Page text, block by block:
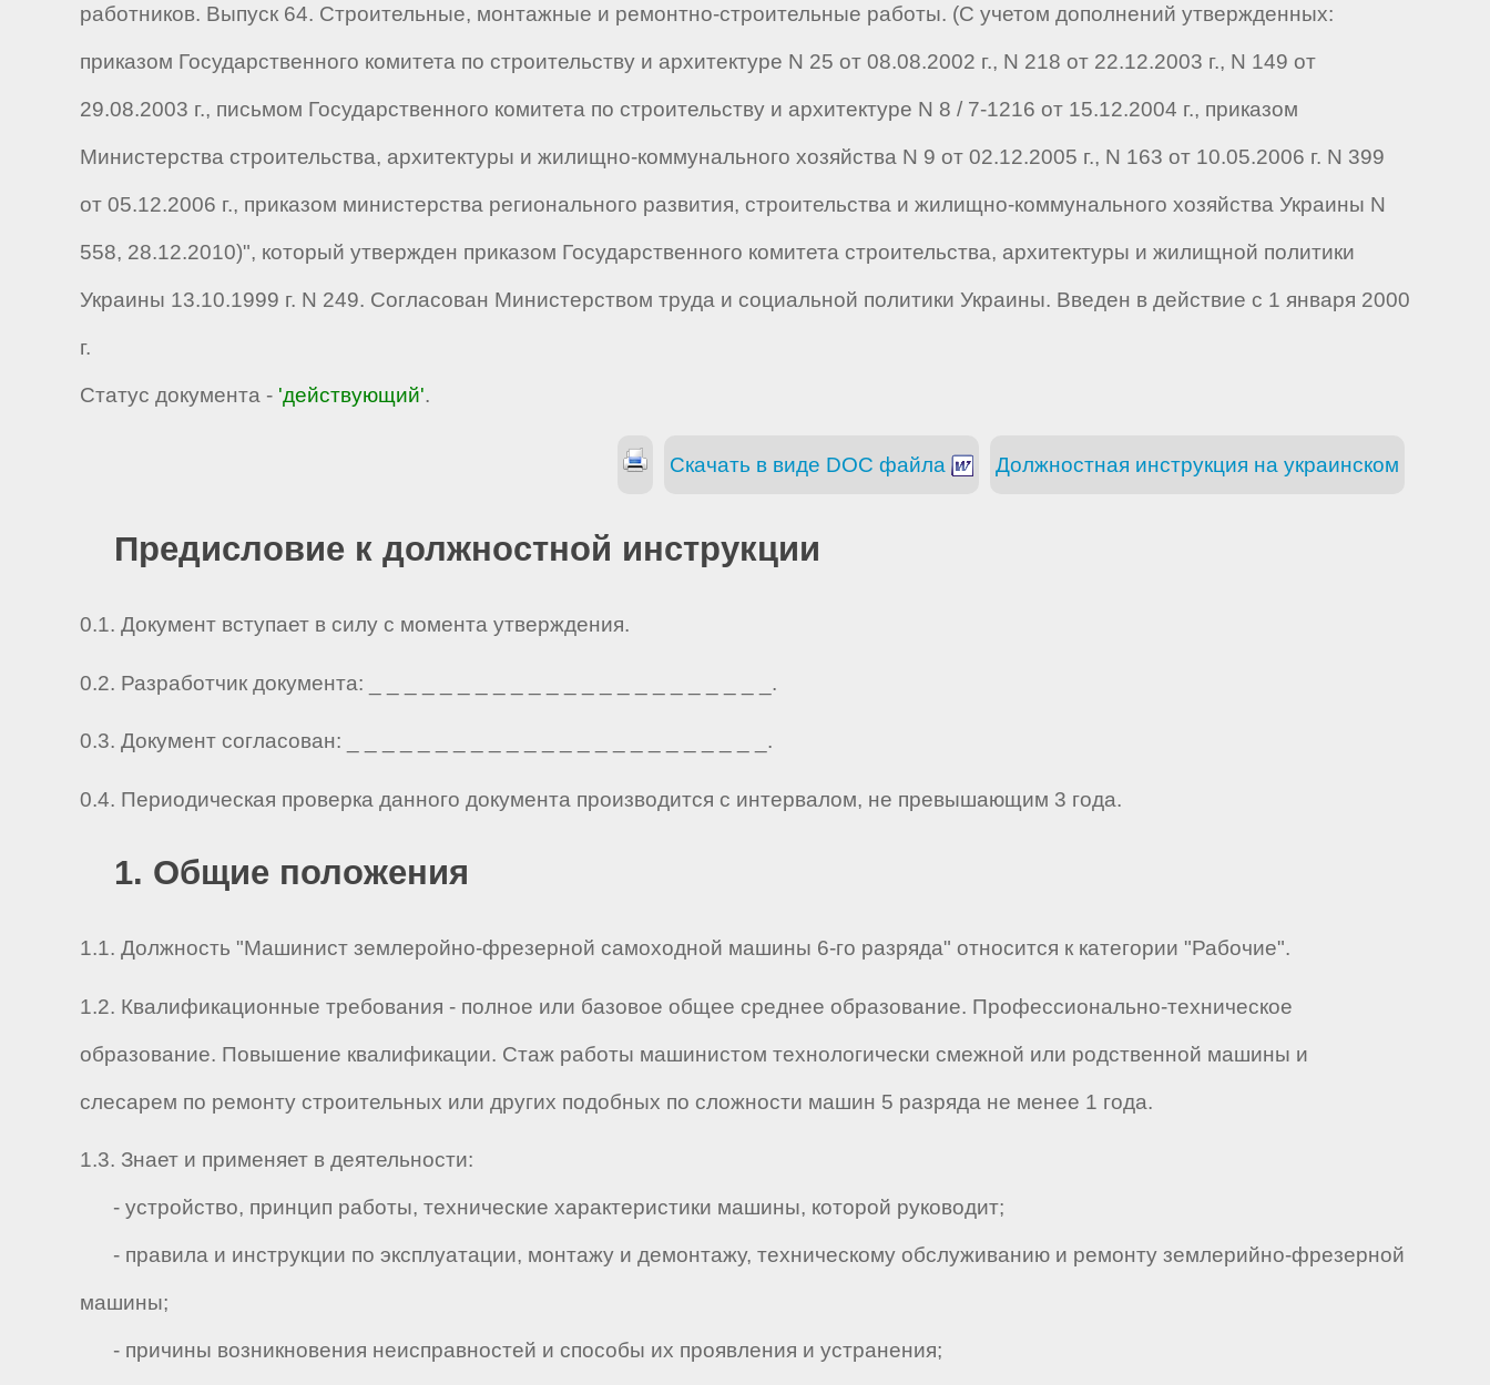
работников. Выпуск 64. Строительные, монтажные и ремонтно-строительные работы. (С учетом дополнений утвержденных:
приказом Государственного комитета по строительству и архитектуре N 25 от 08.08.2002 г., N 218 от 22.12.2003 г., N 149 от
29.08.2003 г., письмом Государственного комитета по строительству и архитектуре N 8 / 7-1216 от 15.12.2004 г., приказом
Министерства строительства, архитектуры и жилищно-коммунального хозяйства N 9 от 02.12.2005 г., N 163 от 10.05.2006 г. N 399
от 05.12.2006 г., приказом министерства регионального развития, строительства и жилищно-коммунального хозяйства Украины N
558, 28.12.2010)", который утвержден приказом Государственного комитета строительства, архитектуры и жилищной политики
Украины 13.10.1999 г. N 249. Согласован Министерством труда и социальной политики Украины. Введен в действие с 1 января 2000
г.
Статус документа - 'действующий'.
Должностная инструкция на украинском
Скачать в виде DOC файла
Предисловие к должностной инструкции
0.1. Документ вступает в силу с момента утверждения.
0.2. Разработчик документа: _ _ _ _ _ _ _ _ _ _ _ _ _ _ _ _ _ _ _ _ _ _ _.
0.3. Документ согласован: _ _ _ _ _ _ _ _ _ _ _ _ _ _ _ _ _ _ _ _ _ _ _ _.
0.4. Периодическая проверка данного документа производится с интервалом, не превышающим 3 года.
1. Общие положения
1.1. Должность "Машинист землеройно-фрезерной самоходной машины 6-го разряда" относится к категории "Рабочие".
1.2. Квалификационные требования - полное или базовое общее среднее образование. Профессионально-техническое
образование. Повышение квалификации. Стаж работы машинистом технологически смежной или родственной машины и
слесарем по ремонту строительных или других подобных по сложности машин 5 разряда не менее 1 года.
1.3. Знает и применяет в деятельности:
- устройство, принцип работы, технические характеристики машины, которой руководит;
- правила и инструкции по эксплуатации, монтажу и демонтажу, техническому обслуживанию и ремонту землерийно-фрезерной
машины;
- причины возникновения неисправностей и способы их проявления и устранения;